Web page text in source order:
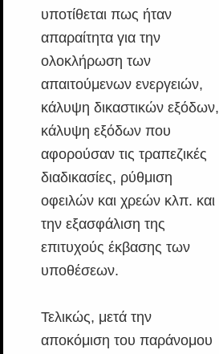
υποτίθεται πως ήταν
απαραίτητα για την
ολοκλήρωση των
απαιτούμενων ενεργειών,
κάλυψη δικαστικών εξόδων,
κάλυψη εξόδων που
αφορούσαν τις τραπεζικές
διαδικασίες, ρύθμιση
οφειλών και χρεών κλπ. και
την εξασφάλιση της
επιτυχούς έκβασης των
υποθέσεων.
Τελικώς, μετά την
αποκόμιση του παράνομου